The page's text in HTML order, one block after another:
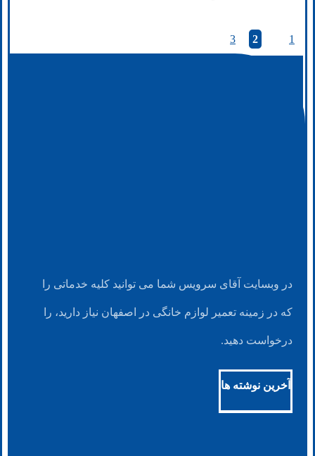
1
2
3
در وبسایت آقای سرویس شما می توانید کلیه خدماتی را
که در زمینه تعمیر لوازم خانگی در اصفهان نیاز دارید، را
درخواست دهید.
آخرین نوشته ها